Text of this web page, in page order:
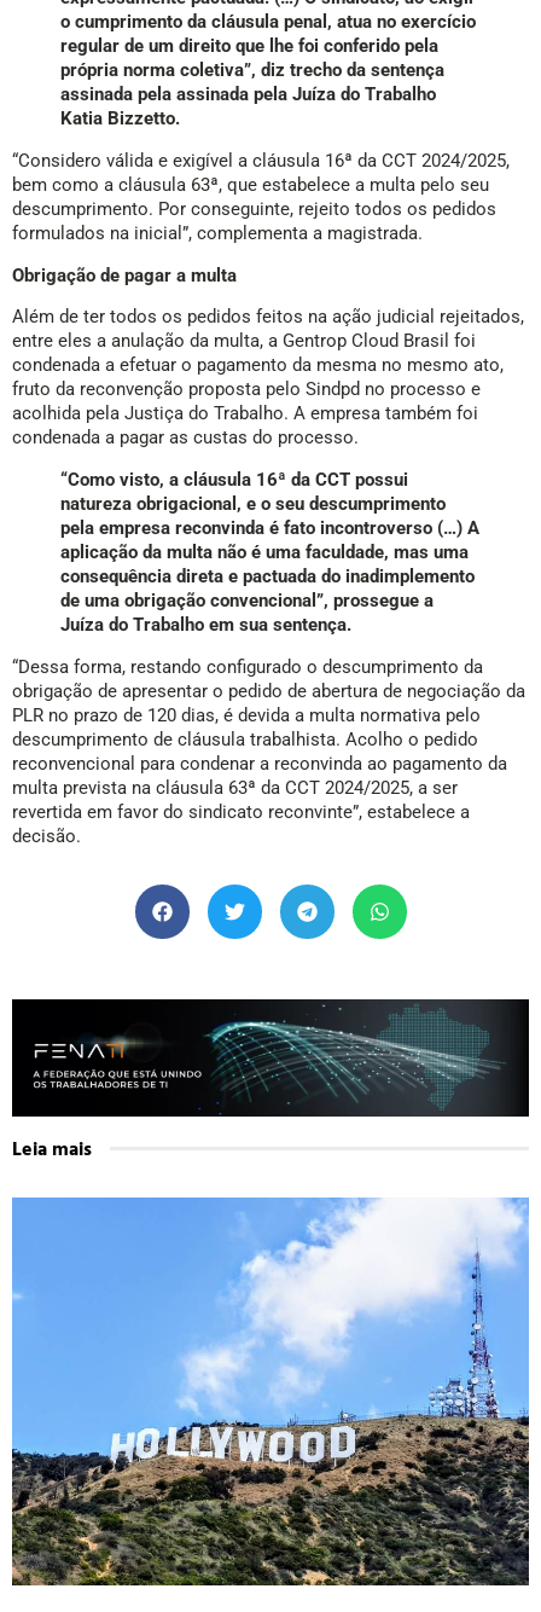
o cumprimento da cláusula penal, atua no exercício
regular de um direito que lhe foi conferido pela
própria norma coletiva”, diz trecho da sentença
assinada pela assinada pela Juíza do Trabalho
Katia Bizzetto.
“Considero válida e exigível a cláusula 16ª da CCT 2024/2025,
bem como a cláusula 63ª, que estabelece a multa pelo seu
descumprimento. Por conseguinte, rejeito todos os pedidos
formulados na inicial”, complementa a magistrada.
Obrigação de pagar a multa
Além de ter todos os pedidos feitos na ação judicial rejeitados,
entre eles a anulação da multa, a Gentrop Cloud Brasil foi
condenada a efetuar o pagamento da mesma no mesmo ato,
fruto da reconvenção proposta pelo Sindpd no processo e
acolhida pela Justiça do Trabalho. A empresa também foi
condenada a pagar as custas do processo.
“Como visto, a cláusula 16ª da CCT possui
natureza obrigacional, e o seu descumprimento
pela empresa reconvinda é fato incontroverso (…) A
aplicação da multa não é uma faculdade, mas uma
consequência direta e pactuada do inadimplemento
de uma obrigação convencional”, prossegue a
Juíza do Trabalho em sua sentença.
“Dessa forma, restando configurado o descumprimento da
obrigação de apresentar o pedido de abertura de negociação da
PLR no prazo de 120 dias, é devida a multa normativa pelo
descumprimento de cláusula trabalhista. Acolho o pedido
reconvencional para condenar a reconvinda ao pagamento da
multa prevista na cláusula 63ª da CCT 2024/2025, a ser
revertida em favor do sindicato reconvinte”, estabelece a
decisão.
Leia mais